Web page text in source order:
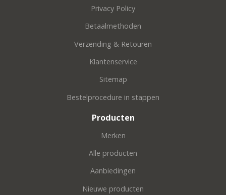
Privacy Policy
Betaalmethoden
Verzending & Retouren
Klantenservice
Sitemap
Bestelprocedure in stappen
Producten
Merken
Alle producten
Aanbiedingen
Nieuwe producten